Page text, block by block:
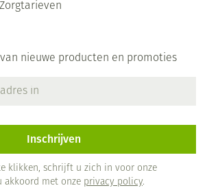
Zorgtarieven
nieuwe producten en promoties
Inschrijven
klikken, schrijft u zich in voor onze
akkoord met onze privacy policy.